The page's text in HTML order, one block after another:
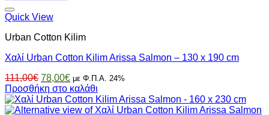
Quick View
Urban Cotton Kilim
Χαλί Urban Cotton Kilim Arissa Salmon – 130 x 190 cm
111,00€ Original
price
was:
111,00€.
78,00€Η
τρέχουσα
τιμή
είναι:
με Φ.Π.Α. 24%
Προσθήκη στο καλάθι